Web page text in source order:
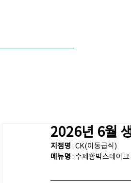
2026년 6월
지점명 : CK(이동급식)
메뉴명 : 수제함박스테이크